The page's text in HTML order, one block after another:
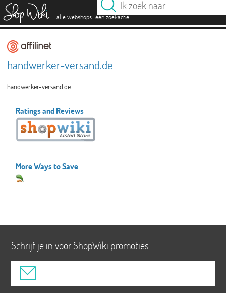
alle webshops. één zoekactie.
handwerker-versand.de
handwerker-versand.de
Ratings and Reviews
More Ways to Save
Schrijf je in voor ShopWiki promoties